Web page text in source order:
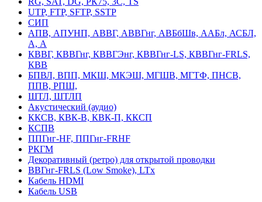
UTP, FTP, SFTP, SSTP
СИП
АПВ, АПУНП, АВВГ, АВВГнг, АВБбШв, ААБл, АСБЛ,
А, А
КВВГ, КВВГнг, КВВГЭнг, КВВГнг-LS, КВВГнг-FRLS,
КВВ
БПВЛ, ВПП, МКШ, МКЭШ, МГШВ, МГТФ, ПНСВ,
ППВ, РПШ,
ШТЛ, ШТЛП
Акустический (аудио)
ККСВ, КВК-В, КВК-П, ККСП
КСПВ
ППГнг-HF, ППГнг-FRHF
РКГМ
Декоративный (ретро) для открытой проводки
ВВГнг-FRLS (Low Smoke), LTx
Кабель HDMI
Кабель USB